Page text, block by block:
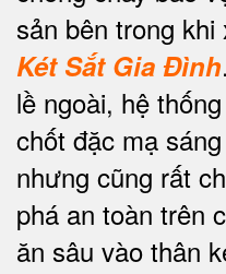
sản bên trong
Két Sắt Gia Đình.
lề ngoài, hệ
chốt đặc mạ
nhưng cũng rất
phá an toàn trên
ăn sâu vào thân